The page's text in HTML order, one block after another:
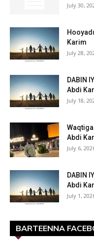
July 30,
Karim
July 28,
DABIN
Abdi
July 18,
Abdi
July 6,
DABIN
Abdi
July 1,
BARTEENNA